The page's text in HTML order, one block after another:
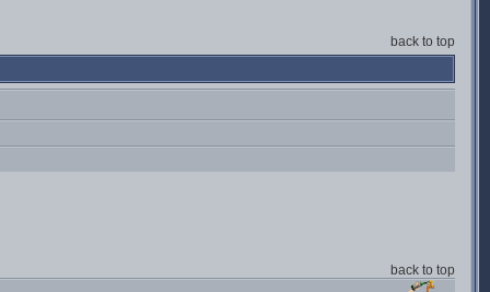
back to top
back to top